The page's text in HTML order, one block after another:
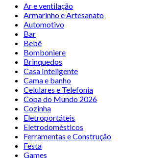
Ar e ventilação
Armarinho e Artesanato
Automotivo
Bar
Bebê
Bomboniere
Brinquedos
Casa Inteligente
Cama e banho
Celulares e Telefonia
Copa do Mundo 2026
Cozinha
Eletroportáteis
Eletrodomésticos
Ferramentas e Construção
Festa
Games